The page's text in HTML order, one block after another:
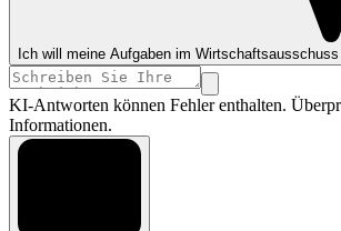
Ich will meine Aufgaben im
KI-Antworten können Fehler enthalten.
Informationen.